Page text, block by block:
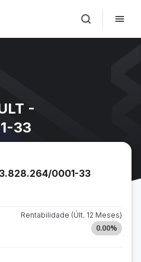
-
33
0001-33
Rentabilidade (Últ. 12 Meses)
0.00%